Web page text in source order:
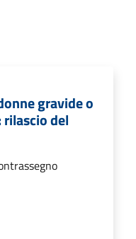
gravide o
del